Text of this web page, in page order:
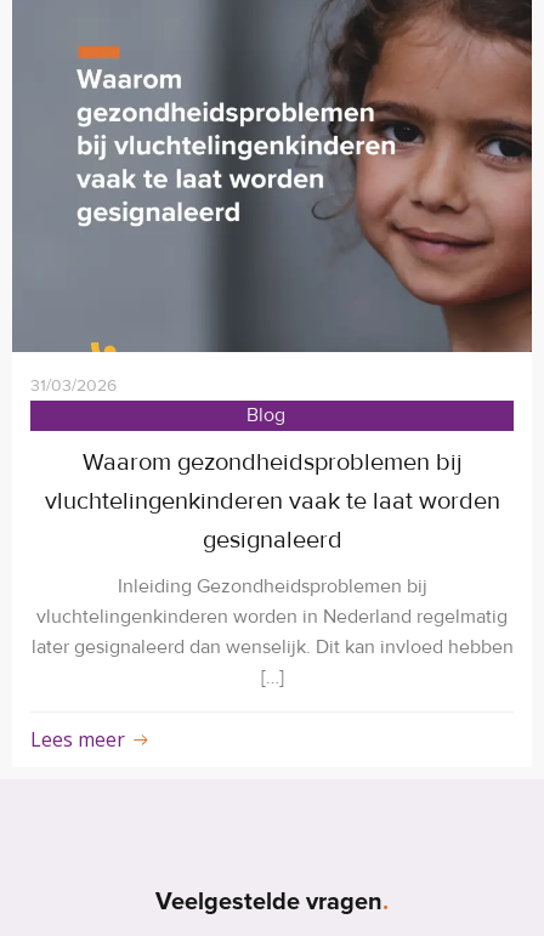
31/03/2026
Blog
Waarom gezondheidsproblemen bij
vluchtelingenkinderen vaak te laat worden
gesignaleerd
Inleiding Gezondheidsproblemen bij
vluchtelingenkinderen worden in Nederland regelmatig
later gesignaleerd dan wenselijk. Dit kan invloed hebben
[…]
Lees meer
Veelgestelde vragen.